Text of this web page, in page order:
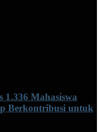
1.336 Mahasiswa
Berkontribusi untuk